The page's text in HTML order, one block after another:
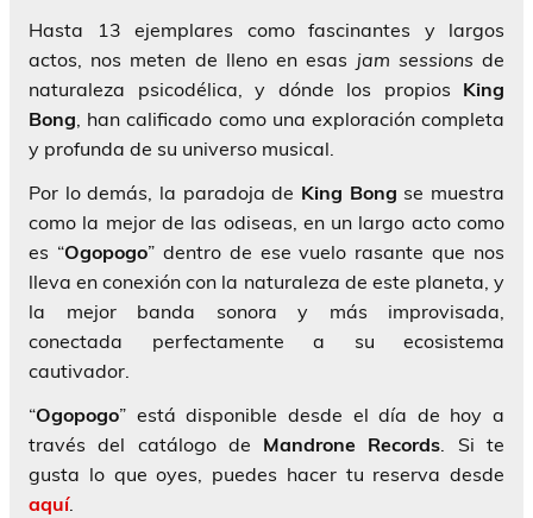
Hasta 13 ejemplares como fascinantes y largos
actos, nos meten de lleno en esas jam sessions de
naturaleza psicodélica, y dónde los propios King
Bong, han calificado como una exploración completa
y profunda de su universo musical.
Por lo demás, la paradoja de King Bong se muestra
como la mejor de las odiseas, en un largo acto como
es “Ogopogo” dentro de ese vuelo rasante que nos
lleva en conexión con la naturaleza de este planeta, y
la mejor banda sonora y más improvisada,
conectada perfectamente a su ecosistema
cautivador.
“Ogopogo” está disponible desde el día de hoy a
través del catálogo de Mandrone Records. Si te
gusta lo que oyes, puedes hacer tu reserva desde
aquí.